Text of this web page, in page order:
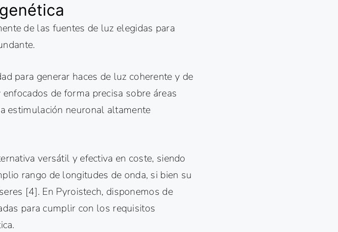
de las fuentes de luz elegidas para
para generar haces de luz coherente y de
de forma precisa sobre áreas
estimulación neuronal altamente
versátil y efectiva en coste, siendo
rango de longitudes de onda, si bien su
[4]. En Pyroistech, disponemos de
para cumplir con los requisitos